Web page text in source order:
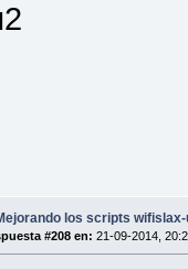
los scripts
#208 en: 21-09-2014,